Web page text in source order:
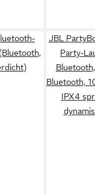
JBL
Party-
Bluetooth,
IPX4